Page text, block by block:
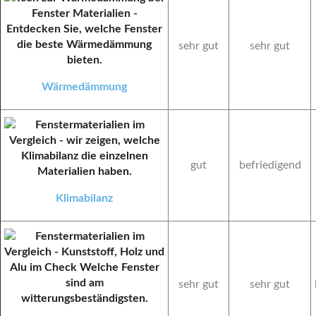
Wärmedämmung
sehr gut sehr gut
Klimabilanz
gut befriedigend
sehr gut sehr gut